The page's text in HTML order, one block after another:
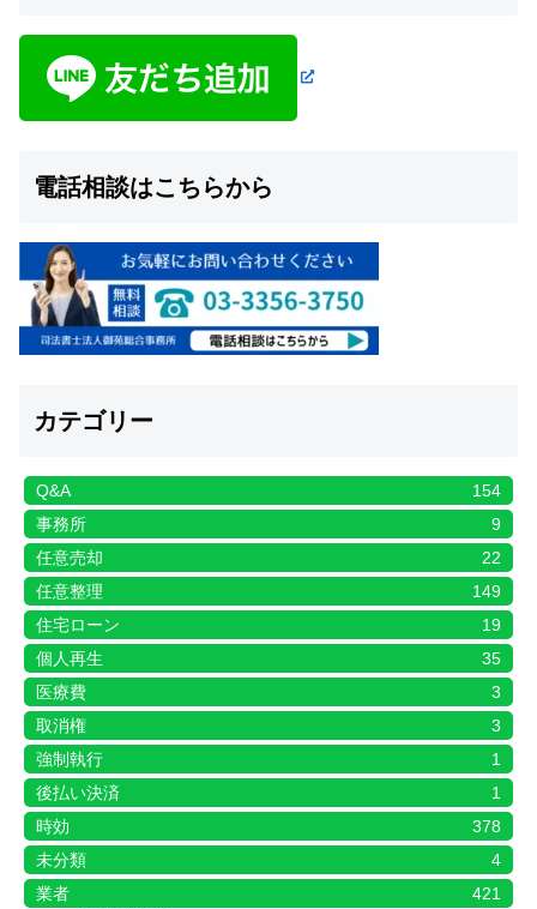
電話相談はこちらから
カテゴリー
Q&A
154
事務所
9
任意売却
22
任意整理
149
住宅ローン
19
個人再生
35
医療費
3
取消権
3
強制執行
1
後払い決済
1
時効
378
未分類
4
業者
421